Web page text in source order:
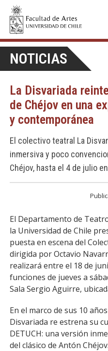
CREACIÓN E
Estudiantes
Académicas/os
NOTICIAS
La Disvariada
de Chéjov en una
y contemporánea
El colectivo teatral La
inmersiva y poco
Chéjov, hasta el 4 de julio
El Departamento de
la Universidad de Chile
puesta en escena del
dirigida por Octavio
realizará entre el 18 de
funciones de jueves a
Sala Sergio Aguirre,
En el marco de sus 10
Disvariada re estrena su
DETUCH: una versión
del clásico de Antón